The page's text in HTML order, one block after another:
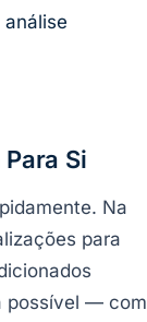
Si
Na
para
possível — com